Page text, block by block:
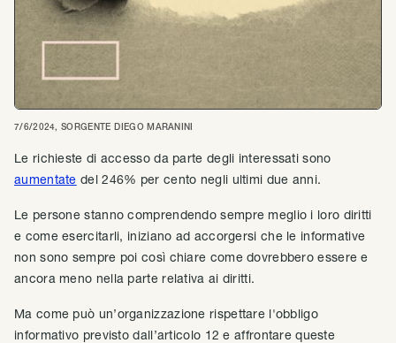
7/6/2024, SORGENTE DIEGO MARANINI
Le richieste di accesso da parte degli interessati sono
aumentate del 246% per cento negli ultimi due anni.
Le persone stanno comprendendo sempre meglio i loro diritti
e come esercitarli, iniziano ad accorgersi che le informative
non sono sempre poi così chiare come dovrebbero essere e
ancora meno nella parte relativa ai diritti.
Ma come può un’organizzazione rispettare l'obbligo
informativo previsto dall’articolo 12 e affrontare queste